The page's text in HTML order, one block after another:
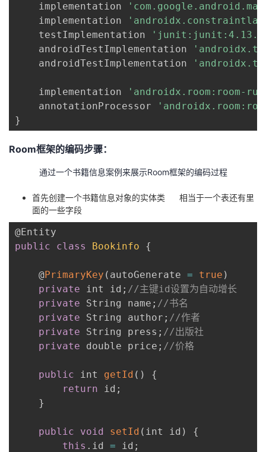
    implementation
    implementation
    testImplementation
    androidTestImplementation
    androidTestImplementation
    implementation
'androidx.room:room-
    annotationProcessor
}
Room框架的编码步骤：
通过一个书籍信息案例来展示Room框架的编码过程
首先创建一个书籍信息对象的实体类 相当于一个表还有里
面的一些字段
public
class Bookinfo {
    @
PrimaryKey ( autoGenerate = true )
private int id ; //主键id设置为自动增长
private String name ; //书名
private String author ; //作者
private String press ; //出版社
private double price ; //价格
public int getId ( )
{
return id ;
}
public void setId ( int id )
{
this . id = id ;